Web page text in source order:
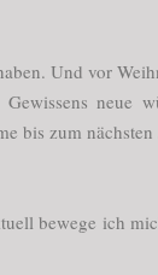
Und vor
neue
bis zum
bewege ich